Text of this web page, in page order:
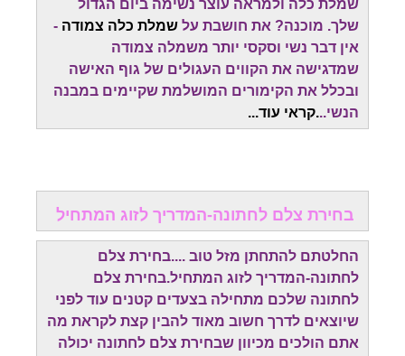
שמלת כלה ולמראה עוצר נשימה ביום הגדול
שלך. מוכנה? את חושבת על שמלת כלה צמודה -
אין דבר נשי וסקסי יותר משמלה צמודה
שמדגישה את הקווים העגולים של גוף האישה
ובכלל את הקימורים המושלמת שקיימים במבנה
הנשי...קראי עוד...
בחירת צלם לחתונה-המדריך לזוג המתחיל
החלטתם להתחתן מזל טוב ....בחירת צלם
לחתונה-המדריך לזוג המתחיל.בחירת צלם
לחתונה שלכם מתחילה בצעדים קטנים עוד לפני
שיוצאים לדרך חשוב מאוד להבין קצת לקראת מה
אתם הולכים מכיוון שבחירת צלם לחתונה יכולה